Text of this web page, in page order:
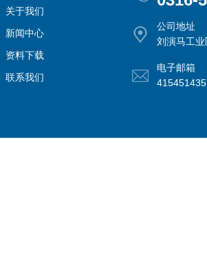
关于我们
新闻中心
资料下载
联系我们
公司地址
刘演马工业
电子邮箱